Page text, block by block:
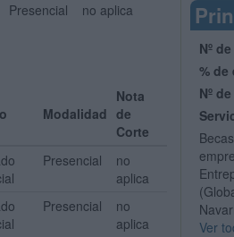
Presencial no aplica
Modalidad
Nota
de
Corte
Presencial
no
aplica
Presencial
no
aplica
Nº
%
Nº
Ver